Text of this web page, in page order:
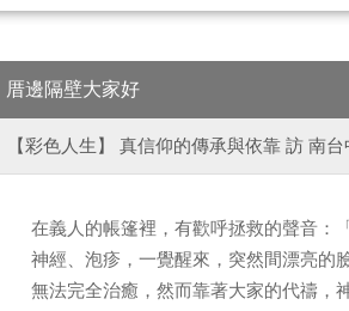
厝邊隔壁大家好
【彩色人生】 真信仰的傳承與依靠 訪 南
在義人的帳篷裡，有歡呼拯救的聲音：
神經、泡疹，一覺醒來，突然間漂亮的
無法完全治癒，然而靠著大家的代禱，